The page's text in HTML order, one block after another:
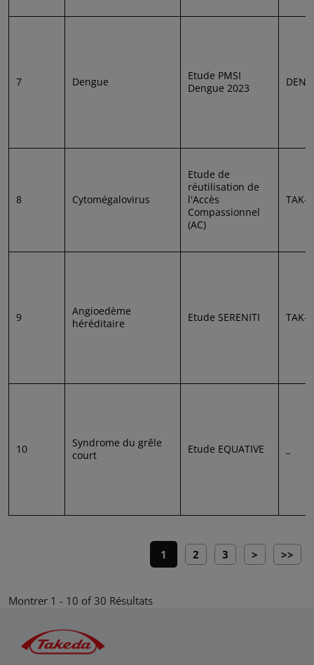
7 Dengue
Etude PMSI
Dengue 2023
DEN-
8 Cytomégalovirus
Etude de
réutilisation de
l'Accès
Compassionnel
(AC)
TAK-
9
Angioedème
héréditaire
Etude SERENITI TAK-
10
Syndrome du grêle
court
Etude EQUATIVE
Pagination
Current page
1 Page
2 Page
3 Next page
> Last
>>
Montrer 1 - 10 of 30 Résultats